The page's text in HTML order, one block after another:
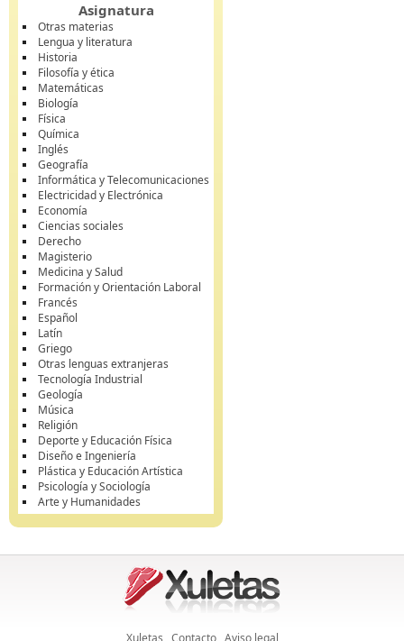
Asignatura
Otras materias
Lengua y literatura
Historia
Filosofía y ética
Matemáticas
Biología
Física
Química
Inglés
Geografía
Informática y Telecomunicaciones
Electricidad y Electrónica
Economía
Ciencias sociales
Derecho
Magisterio
Medicina y Salud
Formación y Orientación Laboral
Francés
Español
Latín
Griego
Otras lenguas extranjeras
Tecnología Industrial
Geología
Música
Religión
Deporte y Educación Física
Diseño e Ingeniería
Plástica y Educación Artística
Psicología y Sociología
Arte y Humanidades
Xuletas Contacto Aviso legal